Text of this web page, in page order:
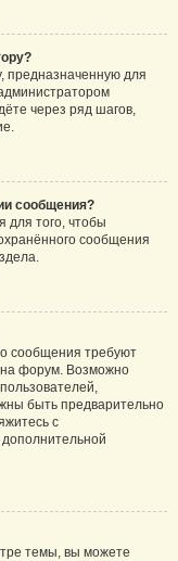
предназначенную для
через ряд шагов,
сообщения?
для того, чтобы
сообщения
сообщения требуют
на форум. Возможно
быть предварительно
с
темы, вы можете